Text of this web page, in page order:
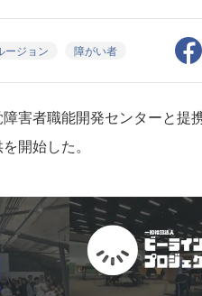
ージョン 障がい者
害者職能開発センターと提
開始した。